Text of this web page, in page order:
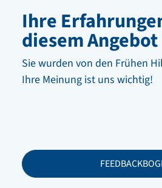
Ihre
diesem Angebot
Sie wurden von den Frühen
Ihre Meinung ist uns wichtig!